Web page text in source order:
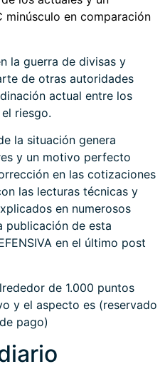
minúsculo en comparación
la guerra de divisas y
de otras autoridades
actual entre los
riesgo.
la situación genera
y un motivo perfecto
en las cotizaciones
las lecturas técnicas y
en numerosos
publicación de esta
en el último post
de 1.000 puntos
y el aspecto es (reservado
pago)